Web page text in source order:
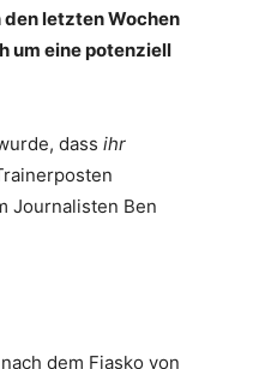
letzten Wochen
um eine potenziell
dass ihr
Journalisten Ben
dem Fiasko von